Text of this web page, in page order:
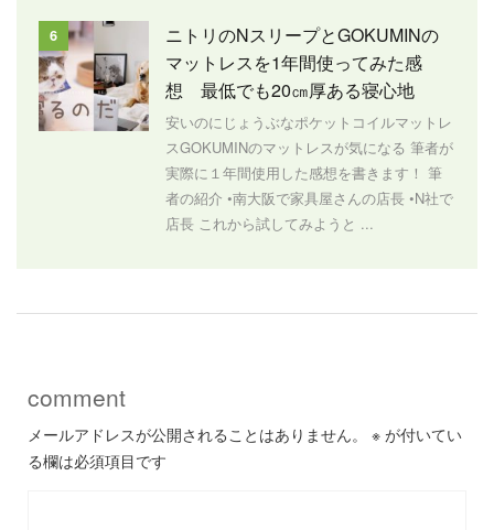
6
ニトリのNスリープとGOKUMINの
マットレスを1年間使ってみた感
想 最低でも20㎝厚ある寝心地
安いのにじょうぶなポケットコイルマットレ
スGOKUMINのマットレスが気になる 筆者が
実際に１年間使用した感想を書きます！ 筆
者の紹介 •南大阪で家具屋さんの店長 •N社で
店長 これから試してみようと ...
comment
メールアドレスが公開されることはありません。 ※ が付いてい
る欄は必須項目です